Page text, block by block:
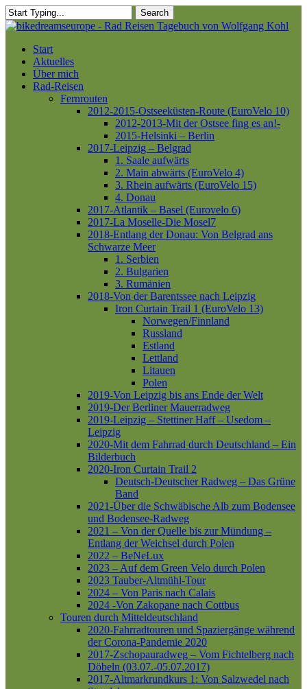
Skip
to
content
Search
Close
Menu
Start
Aktuelles
Über mich
Rad-Reisen
Fernrouten
2012-2015-Ostseeküsten-Route (EuroVelo 10)
2012-2013-Mit der Ostsee fing es an!-
2015-Helsinki – Berlin
2017-Leipzig – Belgrad
1. Saale aufwärts
2. Main abwärts (EuroVelo 4)
3. Rhein aufwärts (EuroVelo 15)
4. Donau
2017-Atlantik – Basel (Eurovelo 6)
2017-La Moselle-Die Mosel7
2018-Entlang der Donau: Von Belgrad ans
Schwarze Meer
1. Serbien
2. Bulgarien
3. Rumänien
2018-Von der Barentssee nach Leipzig
Iron Curtain Trail 1 (EuroVelo 13)
Norwegen/Finnland
Russland
Estland
Lettland
Litauen
Polen
2019-Von Leipzig bis ans Ende der Welt
2019-Der Berliner Mauerradweg
2019-Leipzig – Stettiner Haff – Usedom –
Leipzig
2020-Mit dem Fahrrad durch Deutschland – Ein
Bilderbuch
2020-Iron Curtain Trail 2
Deutsch-Deutscher Radweg – Das Grüne
Band
2021-Über die Schwäbische Alb zum Bodensee
und Bodensee-Radweg
2021 – Von der Quelle bis zur Mündung –
Entlang der Weichsel durch Polen
2022 – BeNeLux
2023 – Auf dem Green Velo durch Polen
2023 Tauber-Altmühl-Tour
2024 – Von Paris nach Calais
2024 -Von Zakopane nach Cottbus
Touren durch Mitteldeutschland
2020-Fahrradtouren und Spaziergänge während
der Corona-Pandemie 2020
2017-Zschopauradweg – Vom Fichtelberg nach
Döbeln (03.07.-05.07.2017)
2017-Altmarkrundkurs 1: Von Salzwedel nach